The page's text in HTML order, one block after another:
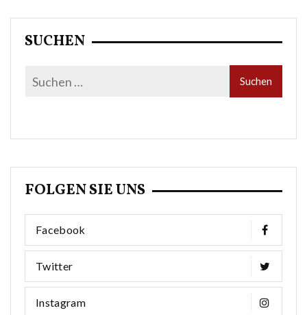
SUCHEN
FOLGEN SIE UNS
Facebook
Twitter
Instagram